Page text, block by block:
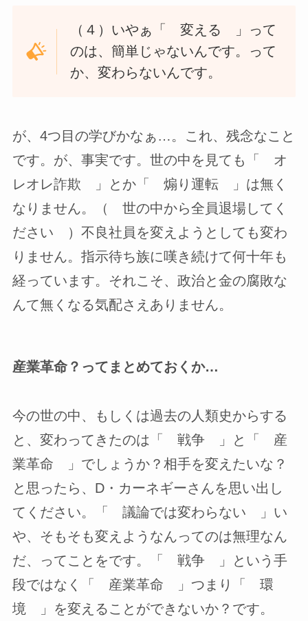
（４）いやぁ「 変える 」って
のは、簡単じゃないんです。って
か、変わらないんです。
が、4つ目の学びかなぁ…。これ、残念なこと
です。が、事実です。世の中を見ても「 オ
レオレ詐欺 」とか「 煽り運転 」は無く
なりません。（ 世の中から全員退場してく
ださい ）不良社員を変えようとしても変わ
りません。指示待ち族に嘆き続けて何十年も
経っています。それこそ、政治と金の腐敗な
んて無くなる気配さえありません。
産業革命？ってまとめておくか…
今の世の中、もしくは過去の人類史からする
と、変わってきたのは「 戦争 」と「 産
業革命 」でしょうか？相手を変えたいな？
と思ったら、D・カーネギーさんを思い出し
てください。「 議論では変わらない 」い
や、そもそも変えようなんってのは無理なん
だ、ってことをです。「 戦争 」という手
段ではなく「 産業革命 」つまり「 環
境 」を変えることができないか？です。